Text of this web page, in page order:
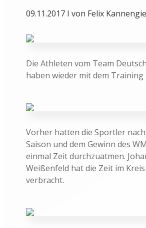
09.11.2017 I von Felix
Die Athleten vom Team
haben wieder mit dem Training
Vorher hatten die Sportler
Saison und dem Gewinn des
einmal Zeit durchzuatmen.
Weißenfeld hat die Zeit im
verbracht.